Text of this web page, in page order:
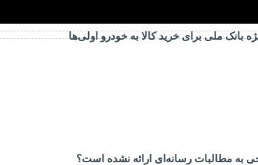
به مطالبات رسانه‌ای ارائه نشده است؟